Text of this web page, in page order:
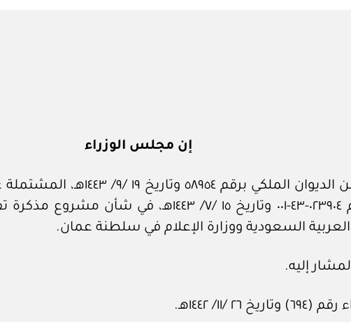
إن مجلس الوزراء
بعد الاطلاع على المعاملة
هيئة الإذاعة والتلفزيون المكلف رقم ٠٢٣٩٠٤-٤٣-٠٠١
العربية السعودية ووزارة الإعلام في سلطنة عمان.
إليه.
١٤٤٢هـ.